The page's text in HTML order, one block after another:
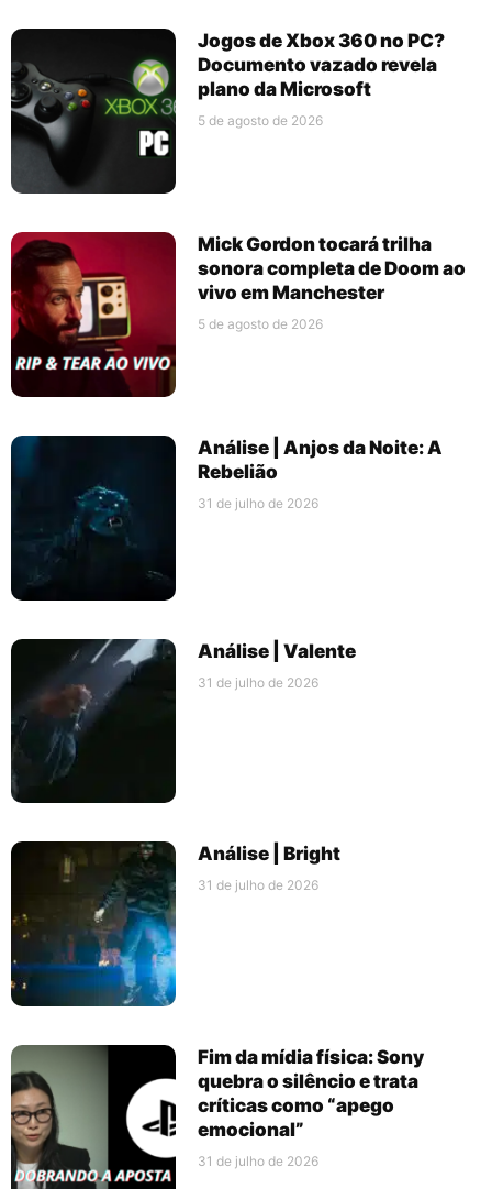
Jogos de Xbox 360 no PC?
Documento vazado revela
plano da Microsoft
5 de agosto de 2026
Mick Gordon tocará trilha
sonora completa de Doom ao
vivo em Manchester
5 de agosto de 2026
Análise | Anjos da Noite: A
Rebelião
31 de julho de 2026
Análise | Valente
31 de julho de 2026
Análise | Bright
31 de julho de 2026
Fim da mídia física: Sony
quebra o silêncio e trata
críticas como “apego
emocional”
31 de julho de 2026